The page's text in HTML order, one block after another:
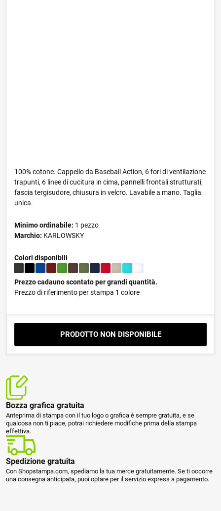
100% cotone. Cappello da Baseball Action, 6 fori di ventilazione
trapunti, 6 linee di cucitura in cima, pannelli frontali strutturati,
fascia tergisudore, chiusura in velcro. Lavabile a mano. Taglia
unica.
Minimo ordinabile: 1 pezzo
Marchio: KARLOWSKY
Colori disponibili
Prezzo cadauno scontato per grandi quantità.
Prezzo di riferimento per stampa 1 colore
PRODOTTO NON DISPONIBILE
Bozza grafica gratuita
Anteprima di stampa con il tuo logo o grafica è sempre gratuita, e se
qualcosa non ti piace, potrai richiedere modifiche prima della stampa
effettiva.
Spedizione gratuita
Con Shopstampa.com, spediamo la tua merce gratuitamente. Se ti occorre
una consegna anticipata, puoi optare per il servizio express a pagamento.